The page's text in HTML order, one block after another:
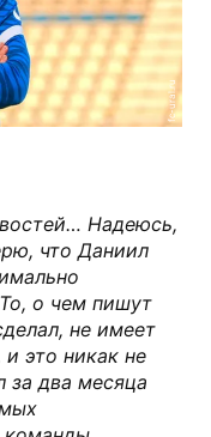
fc-ural.ru
Надеюсь,
что Даниил
о чем пишут
не имеет
это никак не
за два месяца